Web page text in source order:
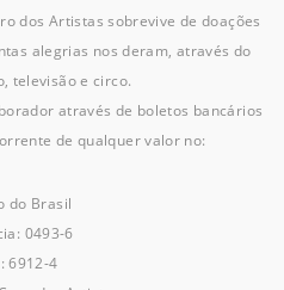
dos Artistas sobrevive de doações
alegrias nos deram, através do
televisão e circo.
através de boletos bancários
de qualquer valor no:
do Brasil
0493-6
6912-4